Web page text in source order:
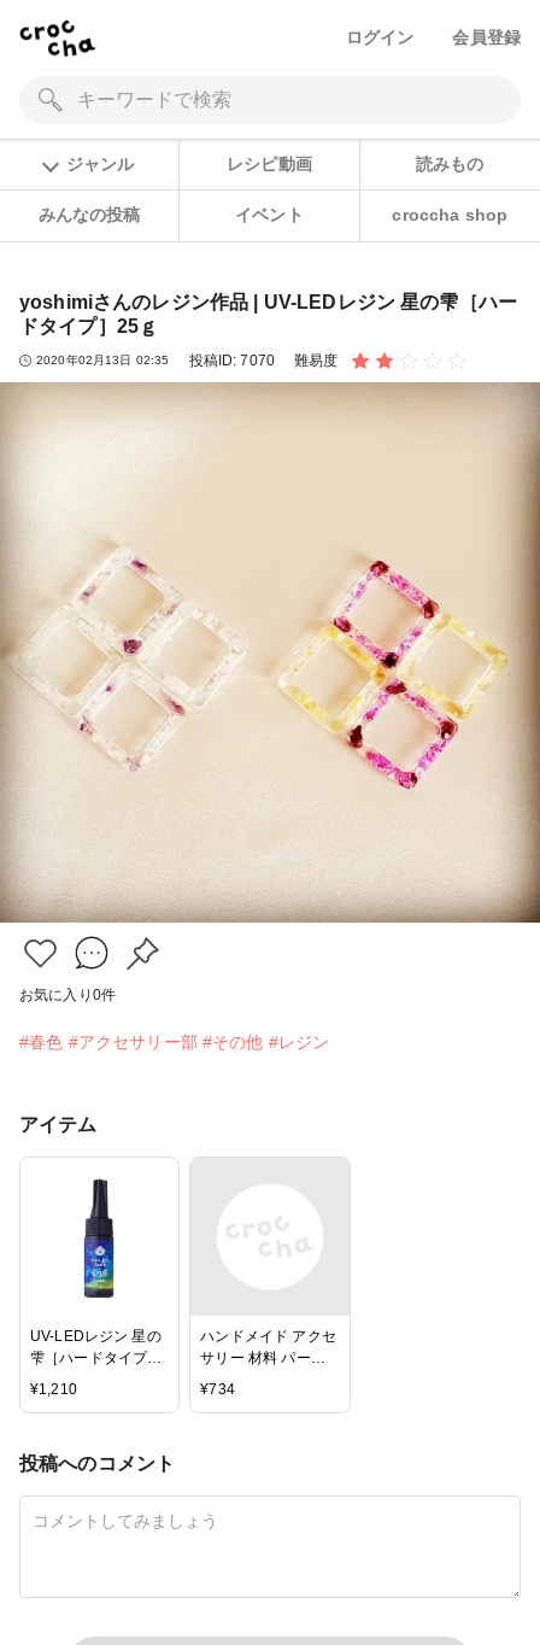
ログイン 会員登録
ジャンル レシピ動画 読みもの
みんなの投稿 イベント croccha shop
yoshimiさんのレジン作品 | UV-LEDレジン 星の雫［ハー
ドタイプ］25ｇ
2020年02月13日 02:35 投稿ID:7070 難易度
お気に入り 0件
#春色 #アクセサリー部 #その他 #レジン
アイテム
UV-LEDレジン 星の
雫［ハードタイプ］
25ｇ
¥1,210
ハンドメイド アクセ
サリー 材料 パーツ
★天然シェルパウダ
¥734
投稿へのコメント